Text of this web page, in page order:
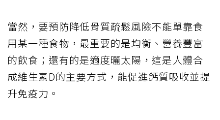
當然，要預防降低骨質疏鬆風險不能單靠食
用某一種食物，最重要的是均衡、營養豐富
的飲食；還有的是適度曬太陽，這是人體合
成維生素D的主要方式，能促進鈣質吸收並提
升免疫力。